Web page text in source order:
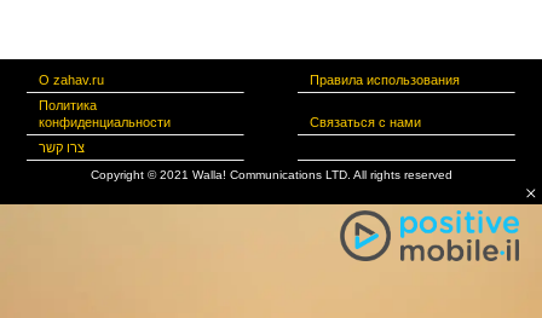
О zahav.ru
Правила использования
Политика
конфиденциальности
Связаться с нами
צרו קשר
Copyright © 2021 Walla! Communications LTD. All rights reserved